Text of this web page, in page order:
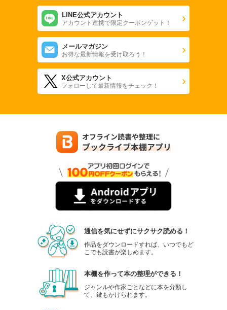
LINE公式アカウント
アカウント連携で限定クーポンゲット！
メールマガジン
お得な最新情報を受け取ろう！
X公式アカウント
フォローして最新情報をチェック！
通信を気にせずにサクサク読める！
作品をダウンロードすれば、いつでもど
こでも読書が楽しめます。
本棚を作って本の整理ができる！
ジャンルや作家ごとなどに本を分類し
て、鍵もかけられます。